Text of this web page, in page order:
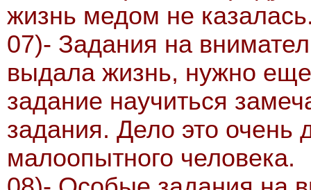
жизнь медом не
07)- Задания на
выдала жизнь, нужно еще
задание научиться
задания. Дело это очень
малоопытного человека.